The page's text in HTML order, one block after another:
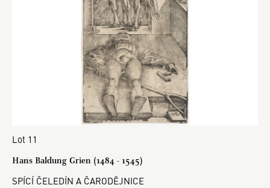
Lot 11
Hans Baldung Grien (1484 - 1545)
SPÍCÍ ČELEDÍN A ČARODĚJNICE